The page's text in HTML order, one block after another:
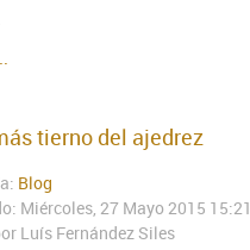
tierno del ajedrez
Blog
Miércoles, 27 Mayo 2015 15:21
Luís Fernández Siles